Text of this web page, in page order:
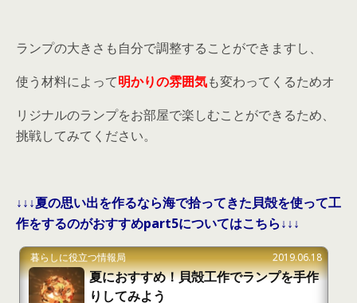
ランプの大きさも自分で調整することができますし、
使う材料によって明かりの雰囲気も変わってくるためオ
リジナルのランプをお部屋で楽しむことができるため、
挑戦してみてください。
↓↓↓夏の思い出を作るなら海で拾ってきた貝殻を使って工
作をするのがおすすめpart5についてはこちら↓↓↓
暮らしに役立つ情報局 2019.06.18
夏におすすめ！貝殻工作でランプを手作
りしてみよう